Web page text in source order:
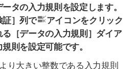
タの入力規則を設定します。
証］列で
アイコンをクリック
［データの入力規則］ダイア
則を設定可能です。
り大きい整数である入力規則